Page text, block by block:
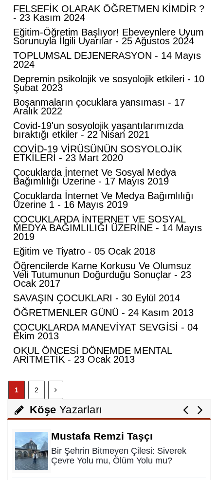
FELSEFİK OLARAK ÖĞRETMEN KİMDİR ?
- 23 Kasım 2024
Eğitim-Öğretim Başlıyor! Ebeveynlere Uyum
Sorunuyla İlgili Uyarılar - 25 Ağustos 2024
TOPLUMSAL DEJENERASYON - 14 Mayıs
2024
Depremin psikolojik ve sosyolojik etkileri - 10
Şubat 2023
Boşanmaların çocuklara yansıması - 17
Aralık 2022
Covid-19'un sosyolojik yaşantılarımızda
bıraktığı etkiler - 22 Nisan 2021
COVİD-19 VİRÜSÜNÜN SOSYOLOJİK
ETKİLERİ - 23 Mart 2020
Çocuklarda İnternet Ve Sosyal Medya
Bağımlılığı Üzerine - 17 Mayıs 2019
Çocuklarda İnternet Ve Medya Bağımlılığı
Üzerine 1 - 16 Mayıs 2019
ÇOCUKLARDA İNTERNET VE SOSYAL
MEDYA BAĞIMLILIĞI ÜZERİNE - 14 Mayıs
2019
Eğitim ve Tiyatro - 05 Ocak 2018
Öğrencilerde Karne Korkusu Ve Olumsuz
Veli Tutumunun Doğurduğu Sonuçlar - 23
Ocak 2017
SAVAŞIN ÇOCUKLARI - 30 Eylül 2014
ÖĞRETMENLER GÜNÜ - 24 Kasım 2013
ÇOCUKLARDA MANEVİYAT SEVGİSİ - 04
Ekim 2013
OKUL ÖNCESİ DÖNEMDE MENTAL
ARİTMETİK - 23 Ocak 2013
1 2
Köşe Yazarları
Mahmut Hanpolat
Abdurahman Deniz Uğurlu
Bazı İnsanların Değeri, Yokluklarında
Anlaşılır: Hacı Mustafa Demirkan
Ali Lale
Hırsızlığın ve Rüşvetin Yeni Adı: Bağış
Nurettin Gençdal
Hayattan Tasarruf mu ? Yoksa Hayata
Tasavvuf mu ?
Mustafa Remzi Taşçı
Bir Şehrin Bitmeyen Çilesi: Siverek
Çevre Yolu mu, Ölüm Yolu mu?